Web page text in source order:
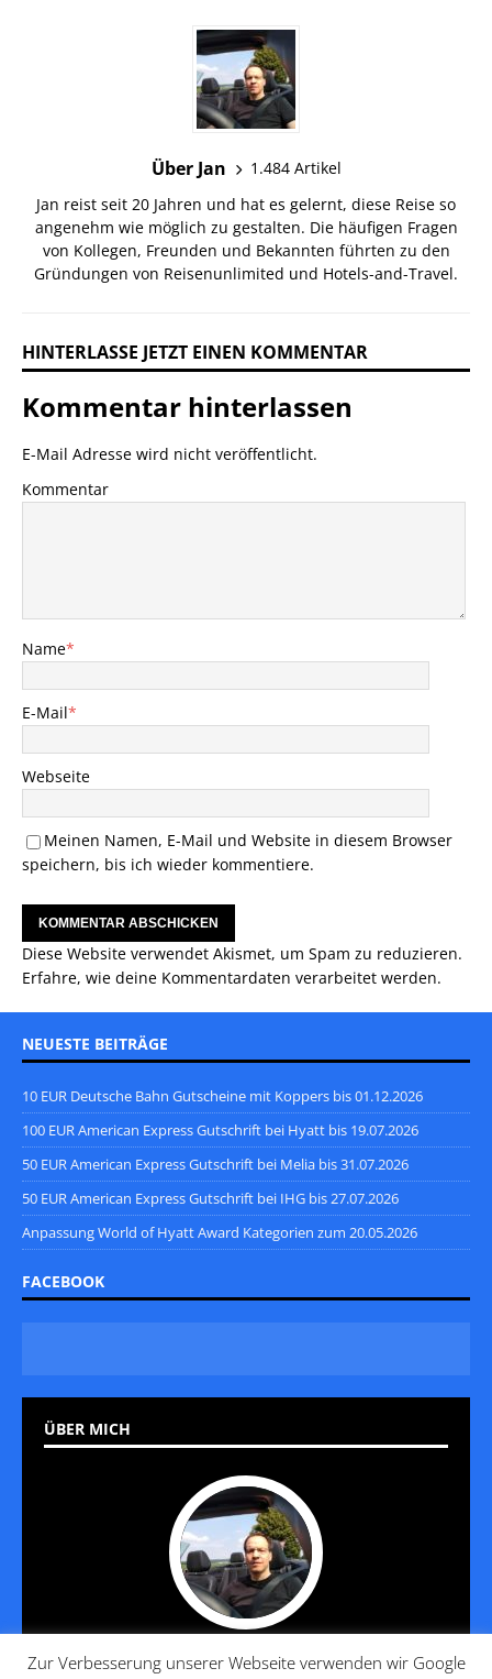
Über Jan
1.484 Artikel
Jan reist seit 20 Jahren und hat es gelernt, diese Reise so
angenehm wie möglich zu gestalten. Die häufigen Fragen
von Kollegen, Freunden und Bekannten führten zu den
Gründungen von Reisenunlimited und Hotels-and-Travel.
HINTERLASSE JETZT EINEN KOMMENTAR
Kommentar hinterlassen
E-Mail Adresse wird nicht veröffentlicht.
Kommentar
Name*
E-Mail*
Webseite
Meinen Namen, E-Mail und Website in diesem Browser
speichern, bis ich wieder kommentiere.
Diese Website verwendet Akismet, um Spam zu reduzieren.
Erfahre, wie deine Kommentardaten verarbeitet werden.
NEUESTE BEITRÄGE
10 EUR Deutsche Bahn Gutscheine mit Koppers bis 01.12.2026
100 EUR American Express Gutschrift bei Hyatt bis 19.07.2026
50 EUR American Express Gutschrift bei Melia bis 31.07.2026
50 EUR American Express Gutschrift bei IHG bis 27.07.2026
Anpassung World of Hyatt Award Kategorien zum 20.05.2026
FACEBOOK
ÜBER MICH
Jan reist seit 20 Jahren und hat es gelernt, diese Reise so
Zur Verbesserung unserer Webseite verwenden wir Google